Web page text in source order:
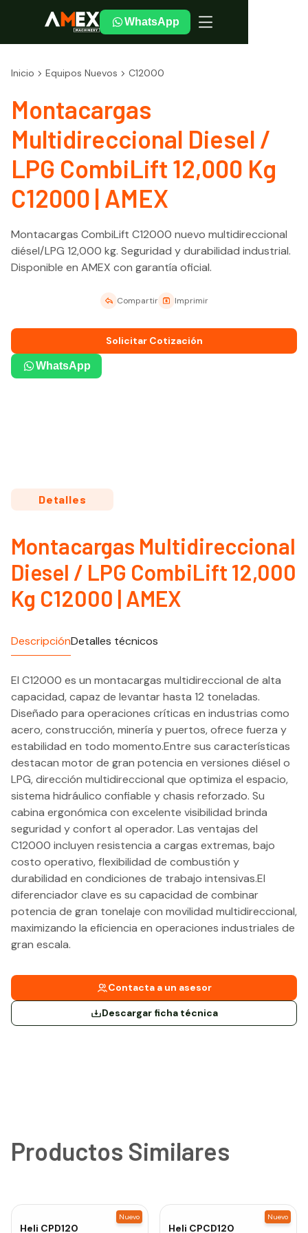
WhatsApp
Inicio Equipos Nuevos C12000
Montacargas
Multidireccional Diesel /
LPG CombiLift 12,000 Kg
C12000 | AMEX
Montacargas CombiLift C12000 nuevo multidireccional
diésel/LPG 12,000 kg. Seguridad y durabilidad industrial.
Disponible en AMEX con garantía oficial.
Compartir Imprimir
Solicitar Cotización
WhatsApp
Detalles
Montacargas Multidireccional
Diesel / LPG CombiLift 12,000
Kg C12000 | AMEX
DescripciónDetalles técnicos
El C12000 es un montacargas multidireccional de alta
capacidad, capaz de levantar hasta 12 toneladas.
Diseñado para operaciones críticas en industrias como
acero, construcción, minería y puertos, ofrece fuerza y
estabilidad en todo momento.Entre sus características
destacan motor de gran potencia en versiones diésel o
LPG, dirección multidireccional que optimiza el espacio,
sistema hidráulico confiable y chasis reforzado. Su
cabina ergonómica con excelente visibilidad brinda
seguridad y confort al operador. Las ventajas del
C12000 incluyen resistencia a cargas extremas, bajo
costo operativo, flexibilidad de combustión y
durabilidad en condiciones de trabajo intensivas.El
diferenciador clave es su capacidad de combinar
potencia de gran tonelaje con movilidad multidireccional,
maximizando la eficiencia en operaciones industriales de
gran escala.
Contacta a un asesor
Descargar ficha técnica
Productos Similares
Heli CPD120
Nuevo
Heli CPCD120
Nuevo